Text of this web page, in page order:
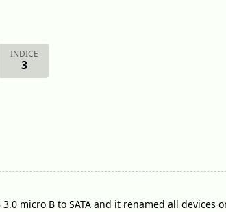
INDICE
3
micro B to SATA and it renamed all devices